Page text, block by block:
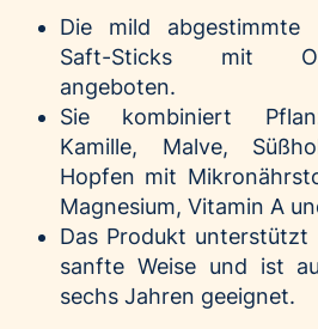
Die mild
Saft-Sticks mit
angeboten.
Sie kombiniert
Kamille, Malve,
Hopfen mit
Magnesium, Vitamin A
Das Produkt unterstützt
sanfte Weise und ist
sechs Jahren geeignet.